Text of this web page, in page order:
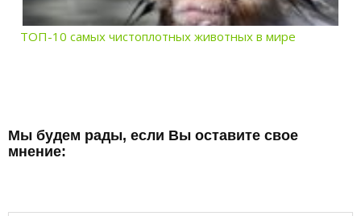
ТОП-10 самых чистоплотных животных в мире
Мы будем рады, если Вы оставите свое
мнение: